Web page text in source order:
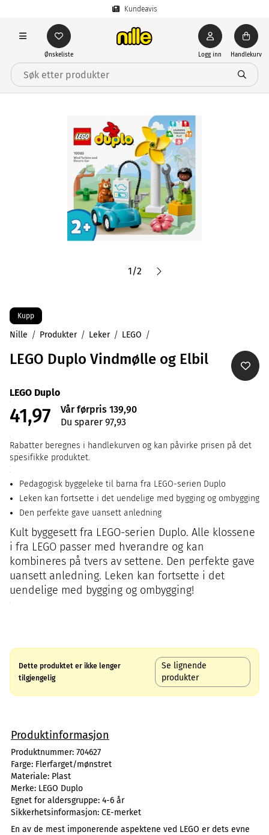
Kundeavis
Ønskeliste Logg inn Handlekurv
1/2
Kupp
Nille Produkter Leker LEGO
LEGO Duplo Vindmølle og Elbil
LEGO Duplo
41,97
Vår førpris 139,90
Du sparer 97,93
Rabatter beregnes i handlekurven og kan påvirke prisen på det
spesifikke produktet.
Pedagogisk byggeleke til barna fra LEGO-serien Duplo
Leken kan fortsette i det uendelige med bygging og ombygging
Den perfekte gave uansett anledning
Kult byggesett fra LEGO-serien Duplo. Alle klossene
i fra LEGO passer med hverandre og kan
kombineres på tvers av settene. Den perfekte gave
uansett anledning. Leken kan fortsette i det
uendelige med bygging og ombygging!
Dette produktet er ikke lenger
tilgjengelig
Se lignende
produkter
Produktinformasjon
Produktnummer: 704627
Farge: Flerfarget/mønstret
Materiale: Plast
Merke: LEGO Duplo
Egnet for aldersgruppe: 4-6 år
Sikkerhetsinformasjon: CE-merket
En av de mest imponerende aspektene ved LEGO er dets evne